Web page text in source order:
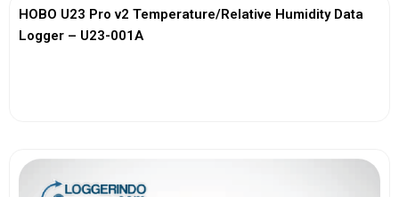
HOBO U23 Pro v2 Temperature/Relative Humidity Data
Logger – U23-001A